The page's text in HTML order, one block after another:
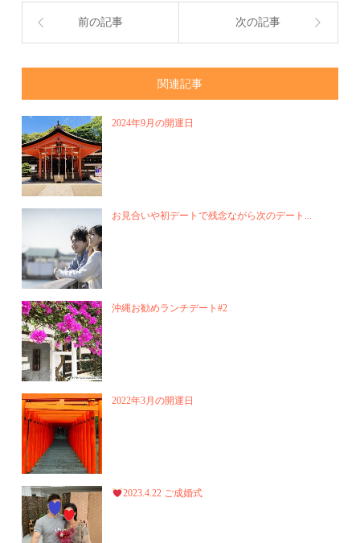
前の記事 次の記事
関連記事
2024年9月の開運日
お見合いや初デートで残念ながら次のデート...
沖縄お勧めランチデート#2
2022年3月の開運日
2023.4.22 ご成婚式